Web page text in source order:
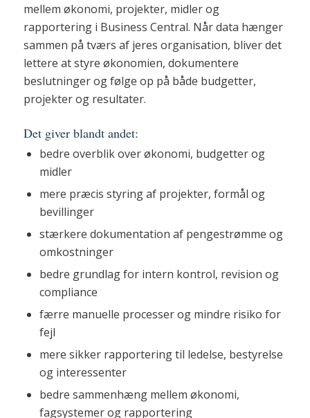
mellem økonomi, projekter, midler og
rapportering i Business Central. Når data hænger
sammen på tværs af jeres organisation, bliver det
lettere at styre økonomien, dokumentere
beslutninger og følge op på både budgetter,
projekter og resultater.
Det giver blandt andet:
bedre overblik over økonomi, budgetter og
midler
mere præcis styring af projekter, formål og
bevillinger
stærkere dokumentation af pengestrømme og
omkostninger
bedre grundlag for intern kontrol, revision og
compliance
færre manuelle processer og mindre risiko for
fejl
mere sikker rapportering til ledelse, bestyrelse
og interessenter
bedre sammenhæng mellem økonomi,
fagsystemer og rapportering